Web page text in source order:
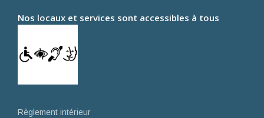
Nos locaux et services sont accessibles à tous
Règlement intérieur